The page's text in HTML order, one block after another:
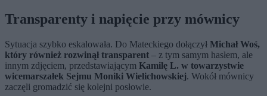
Transparenty i napięcie przy mównicy
Sytuacja szybko eskalowała. Do Mateckiego dołączył Michał Woś,
który również rozwinął transparent – z tym samym hasłem, ale
innym zdjęciem, przedstawiającym Kamilę L. w towarzystwie
wicemarszałek Sejmu Moniki Wielichowskiej. Wokół mównicy
zaczęli gromadzić się kolejni posłowie.